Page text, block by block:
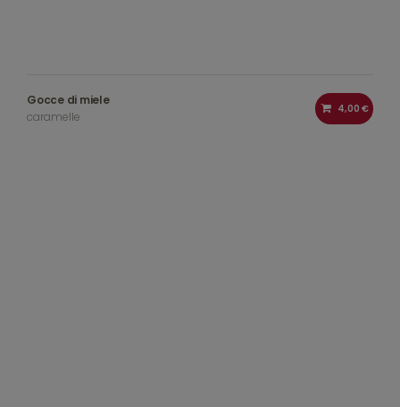
Gocce di miele
caramelle
4,00 €